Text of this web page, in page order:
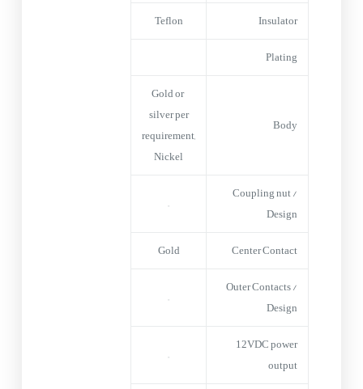
Insulator
Teflon
Plating
Body
Gold or
silver per
requirement,
Nickel
Coupling nut /
Design
–
Center Contact
Gold
Outer Contacts /
Design
–
12VDC power
output
–